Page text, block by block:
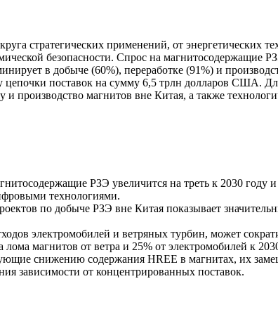
стратегических применений, от энергетических
безопасности. Спрос на магнитосодержащие
в добыче (60%), переработке (91%) и
поставок на сумму 6,5 трлн долларов США.
производство магнитов вне Китая, а также
РЗЭ увеличится на треть к 2030 году
технологиями.
по добыче РЗЭ вне Китая показывает
электромобилей и ветряных турбин, может
магнитов от ветра и 25% от электромобилей к
снижению содержания HREE в магнитах, их
зависимости от концентрированных поставок.